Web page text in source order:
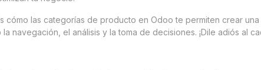
cómo las categorías de producto en Odoo te permiten crear
navegación, el análisis y la toma de decisiones. ¡Dile adiós al